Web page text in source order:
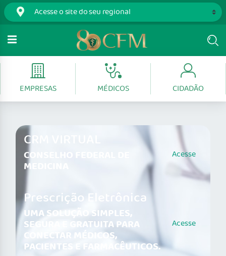
EMPRESAS MÉDICOS CIDADÃO
CRM VIRTUAL
CONSELHO FEDERAL DE
MEDICINA
Acesse
Prescrição Eletrônica
UMA SOLUÇÃO SIMPLES,
SEGURA E GRATUITA PARA
CONECTAR MÉDICOS,
PACIENTES E FARMACÊUTICOS.
Acesse